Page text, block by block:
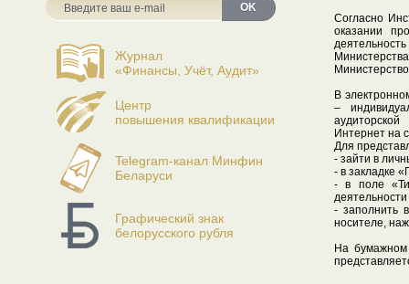
OK
Журнал
«Финансы, Учёт, Аудит»
Центр
повышения квалификации
Telegram-канал Минфин
Беларуси
Графический знак
белорусского рубля
Согласно
оказании
В
–
Интернет на
Для
- зайти в
- в закладке
- в поле
- заполнить
носителе,
На бумажном